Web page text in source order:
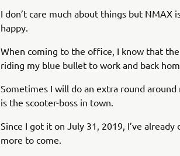
I don’t care much about things but NMAX
happy.
When coming to the office, I know that
riding my blue bullet to work and back
Sometimes I will do an extra round
is the scooter-boss in town.
Since I got it on July 31, 2019, I’ve
more to come.